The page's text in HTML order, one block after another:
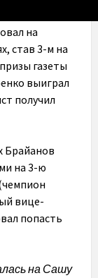
на
став 3-м на
газеты
выиграл
получил
Брайанов
на 3-ю
вице-
попасть
на Сашу